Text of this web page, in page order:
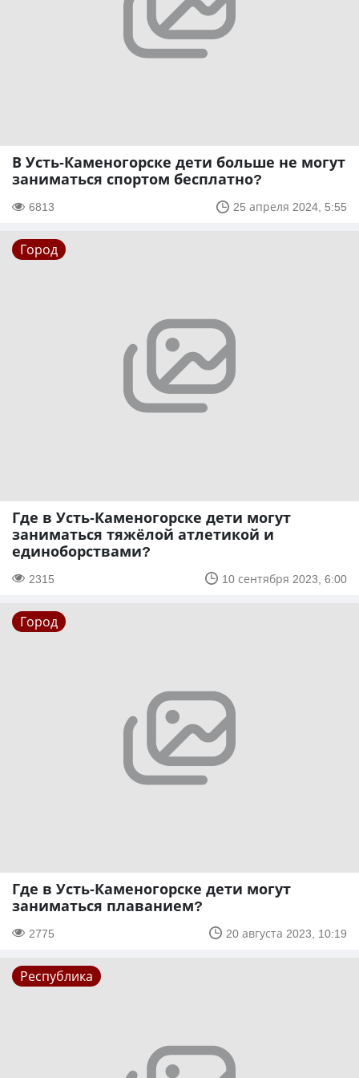
В Усть-Каменогорске дети больше не могут
заниматься спортом бесплатно?
6813 25 апреля 2024, 5:55
Город
Где в Усть-Каменогорске дети могут
заниматься тяжёлой атлетикой и
единоборствами?
2315 10 сентября 2023, 6:00
Город
Где в Усть-Каменогорске дети могут
заниматься плаванием?
2775 20 августа 2023, 10:19
Республика